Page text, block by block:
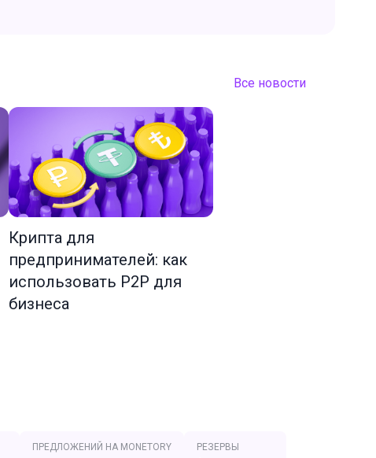
Все новости
Крипта для
предпринимателей: как
использовать P2P для
бизнеса
ПРЕДЛОЖЕНИЙ НА MONETORY РЕЗЕРВЫ